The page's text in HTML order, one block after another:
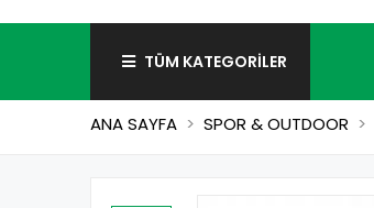
TÜM KATEGORİLER
ANA SAYFA SPOR & OUTDOOR